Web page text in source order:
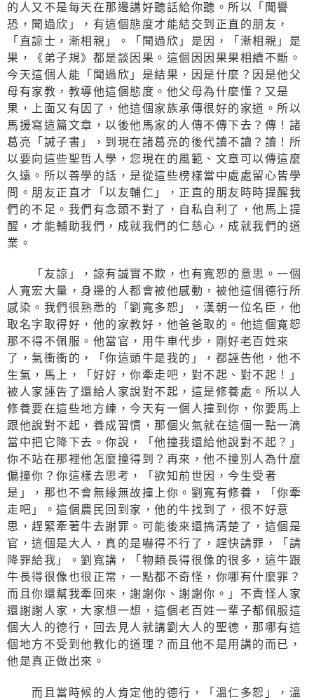
的人又不是每天在那邊講好聽話給你聽。所以「聞譽
恐，聞過欣」，有這個態度才能結交到正直的朋友，
「直諒士，漸相親」。「聞過欣」是因，「漸相親」是
果，《弟子規》都是談因果。這個因因果果相續不斷。
今天這個人能「聞過欣」是結果，因是什麼？因是他父
母有家教，教導他這個態度。他父母為什麼懂？又是
果，上面又有因了，他這個家族承傳很好的家道。所以
馬援寫這篇文章，以後他馬家的人傳不傳下去？傳！諸
葛亮「誡子書」，到現在諸葛亮的後代讀不讀？讀！所
以要向這些聖哲人學，您現在的風範、文章可以傳這麼
久遠。所以善學的話，是從這些榜樣當中處處留心皆學
問。朋友正直才「以友輔仁」，正直的朋友時時提醒我
們的不足。我們有念頭不對了，自私自利了，他馬上提
醒，才能輔助我們，成就我們的仁慈心，成就我們的道
業。
「友諒」，諒有誠實不欺，也有寬恕的意思。一個
人寬宏大量，身邊的人都會被他感動，被他這個德行所
感染。我們很熟悉的「劉寬多恕」，漢朝一位名臣，他
取名字取得好，他的家教好，他爸爸取的。他這個寬恕
那不得不佩服。他當官，用牛車代步，剛好老百姓來
了，氣衝衝的，「你這頭牛是我的」，都誣告他，他不
生氣，馬上，「好好，你牽走吧，對不起、對不起！」
被人家誣告了還給人家說對不起，這是修養處。所以人
修養要在這些地方練，今天有一個人撞到你，你要馬上
跟他說對不起，養成習慣，那個火氣就在這個一點一滴
當中把它降下去。你說，「他撞我還給他說對不起？」
你不站在那裡他怎麼撞得到？再來，他不撞別人為什麼
偏撞你？你這樣去思考，「欲知前世因，今生受者
是」，那也不會無緣無故撞上你。劉寬有修養，「你牽
走吧」。這個農民回到家，他的牛找到了，很不好意
思，趕緊牽著牛去謝罪。可能後來還搞清楚了，這個是
官，這個是大人，真的是嚇得不行了，趕快請罪，「請
降罪給我」。劉寬講，「物類長得很像的很多，這牛跟
牛長得很像也很正常，一點都不奇怪，你哪有什麼罪？
而且你還幫我牽回來，謝謝你、謝謝你。」不責怪人家
還謝謝人家，大家想一想，這個老百姓一輩子都佩服這
個大人的德行，回去見人就講劉大人的聖德，那哪有這
個地方不受到他教化的道理？而且他不是用講的而已，
他是真正做出來。
而且當時候的人肯定他的德行，「溫仁多恕」，溫